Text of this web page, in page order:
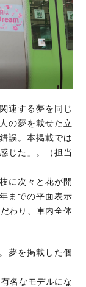
連する夢を同じ
の夢を載せた立
誤。本掲載では
じた」。（担当
に次々と花が開
までの平面表示
わり、車内全体
夢を掲載した個
名なモデルにな